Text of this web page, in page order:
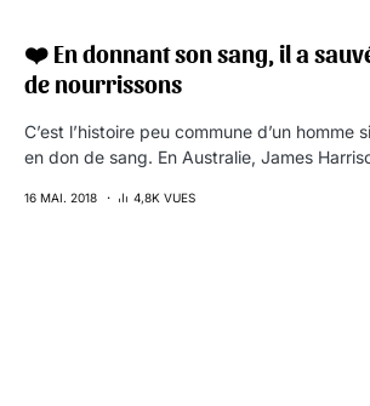
❤️ En donnant son sang, il a
de nourrissons
C’est l’histoire peu commune d’un homme
en don de sang. En Australie, James
16 MAI. 2018 4,8K VUES